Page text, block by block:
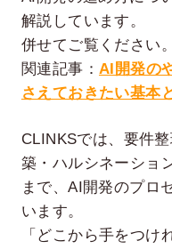
解説しています。
併せてご覧ください。
関連記事： AI開発の
さえておきたい基本
CLINKSでは、要件
築・ハルシネーショ
まで、AI開発のプロ
います。
「どこから手をつけ